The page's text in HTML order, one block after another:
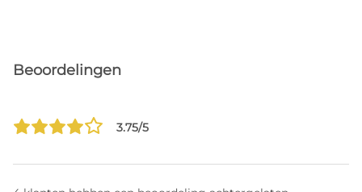
Beoordelingen
3.75/5